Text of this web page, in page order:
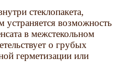
стеклопакета,
устраняется возможность
в межстекольном
о грубых
герметизации или